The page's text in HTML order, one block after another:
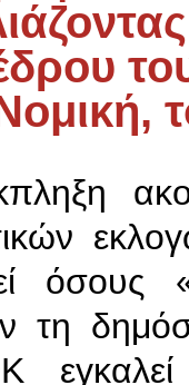
όσους
τη
εγκαλεί